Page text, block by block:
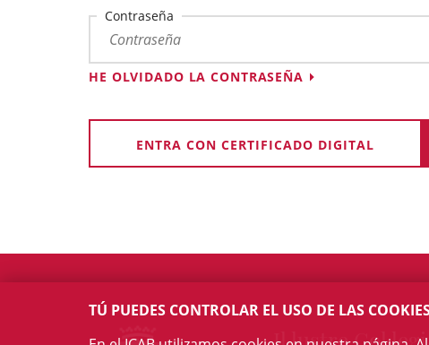
Contraseña
HE OLVIDADO LA CONTRASEÑA
ENTRA CON CERTIFICADO DIGITAL
TÚ PUEDES CONTROLAR EL USO DE LAS